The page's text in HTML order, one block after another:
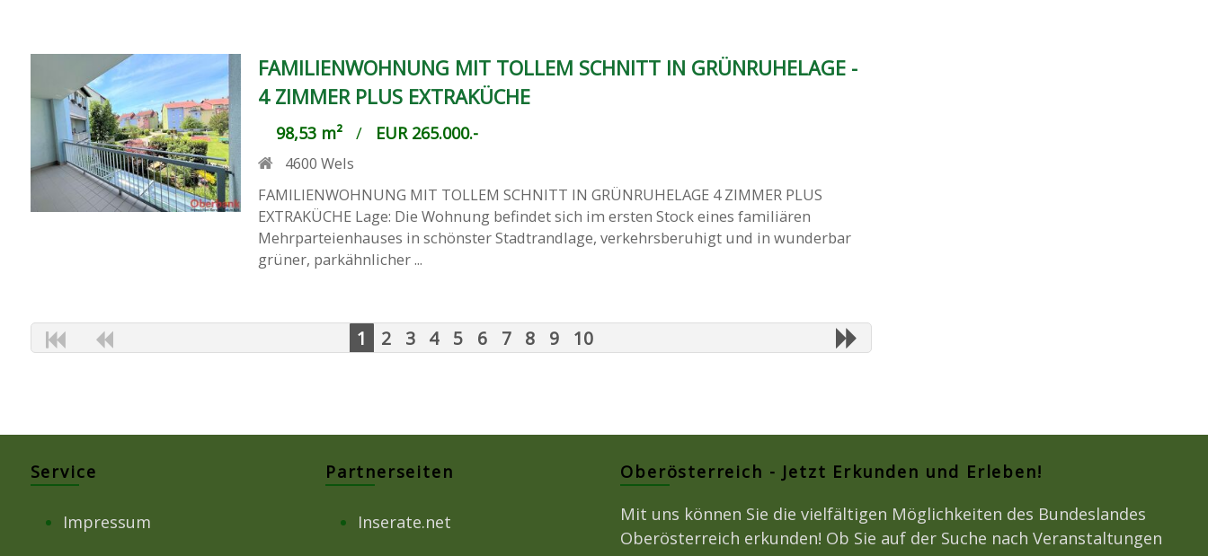
FAMILIENWOHNUNG MIT TOLLEM SCHNITT IN GRÜNRUHELAGE -
4 ZIMMER PLUS EXTRAKÜCHE
98,53 m²/ EUR 265.000.-
4600 Wels
FAMILIENWOHNUNG MIT TOLLEM SCHNITT IN GRÜNRUHELAGE 4 ZIMMER PLUS
EXTRAKÜCHE Lage: Die Wohnung befindet sich im ersten Stock eines familiären
Mehrparteienhauses in schönster Stadtrandlage, verkehrsberuhigt und in wunderbar
grüner, parkähnlicher ...
1 2 3 4 5 6 7 8 9 10
Service
Impressum
Partnerseiten
Inserate.net
Oberösterreich - Jetzt Erkunden und Erleben!
Mit uns können Sie die vielfältigen Möglichkeiten des Bundeslandes
Oberösterreich erkunden! Ob Sie auf der Suche nach Veranstaltungen